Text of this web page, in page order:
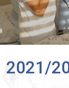
2021/